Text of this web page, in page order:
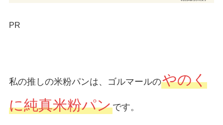
PR
私の推しの米粉パンは、ゴルマールのやのく
に純真米粉パンです。